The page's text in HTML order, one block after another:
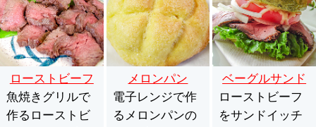
ローストビーフ
魚焼きグリルで
作るローストビ
メロンパン
電子レンジで作
るメロンパンの
ベーグルサンド
ローストビーフ
をサンドイッチ